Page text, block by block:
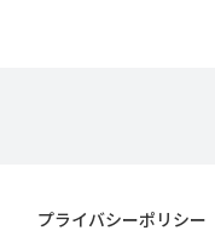
プライバシーポリシー